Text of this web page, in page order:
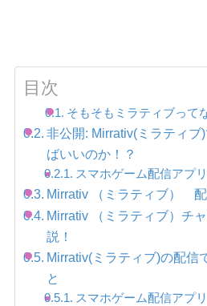
目次
そもそもミラティブって
非公開: Mirrativ(ミラティブ
ばいいのか！？
スマホゲーム配信アプ
Mirrativ （ミラティブ）
Mirrativ （ミラティブ）チ
説！
Mirrativ(ミラティブ)の配信
と
スマホゲーム配信アプ